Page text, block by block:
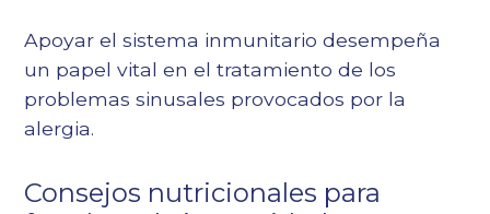
Apoyar el sistema inmunitario desempeña
un papel vital en el tratamiento de los
problemas sinusales provocados por la
alergia.
Consejos nutricionales para